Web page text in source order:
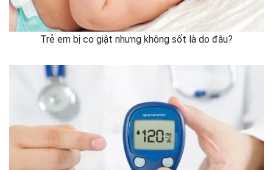
Trẻ em bị co giật nhưng không sốt là do đâu?